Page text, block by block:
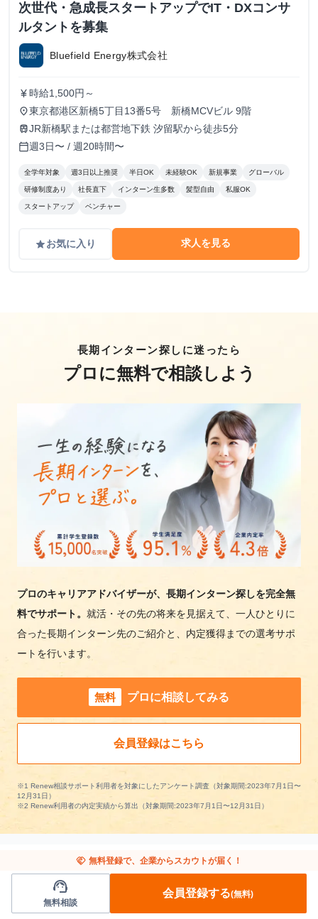
次世代・急成長スタートアップでIT・DXコンサ
ルタントを募集
Bluefield Energy株式会社
currency_yen 時給1,500円～
place東京都港区新橋5丁目13番5号 新橋MCVビル 9階
trainJR新橋駅または都営地下鉄 汐留駅から徒歩5分
calendar_today週3日〜 / 週20時間〜
全学年対象 週3日以上推奨 半日OK 未経験OK 新規事業 グローバル
研修制度あり 社長直下 インターン生多数 髪型自由 私服OK
スタートアップ ベンチャー
gradeお気に入り 求人を見る
長期インターン探しに迷ったら
プロに無料で相談しよう
プロのキャリアアドバイザーが、長期インターン探しを完全無
料でサポート。 就活・その先の将来を見据えて、一人ひとりに
合った長期インターン先のご紹介と、内定獲得までの選考サポ
ートを行います。
無料 プロに相談してみる
会員登録はこちら
※1 Renew相談サポート利用者を対象にしたアンケート調査（対象期間:2023年7月1日〜
12月31日）
※2 Renew利用者の内定実績から算出（対象期間:2023年7月1日〜12月31日）
他の条件から長期インターンを探す
handshake 無料登録で、企業からスカウトが届く！
support_agent
無料相談
会員登録する(無料)